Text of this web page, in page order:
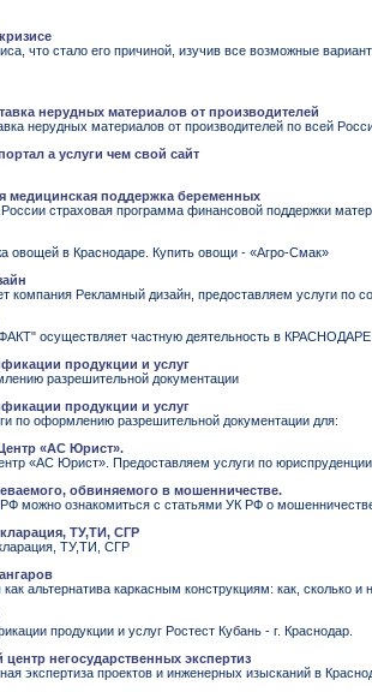
что стало его причиной, изучив все возможные
нерудных материалов от производителей
нерудных материалов от производителей по всей
а услуги чем свой сайт
медицинская поддержка беременных
страховая программа финансовой поддержки
овощей в Краснодаре. Купить овощи - «Агро-Смак»
компания Рекламный дизайн, предоставляем услуги по
осуществляет частную деятельность в
продукции и услуг
разрешительной документации
продукции и услуг
по оформлению разрешительной документации для:
«АС Юрист».
«АС Юрист». Предоставляем услуги по
обвиняемого в мошенничестве.
можно ознакомиться с статьями УК РФ о
ТУ,ТИ, СГР
ТУ,ТИ, СГР
альтернатива каркасным конструкциям: как, сколько
продукции и услуг Ростест Кубань - г. Краснодар.
центр негосударственных экспертиз
экспертиза проектов и инженерных изысканий в